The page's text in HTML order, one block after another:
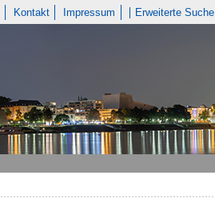
Kontakt Impressum Erweiterte Suche